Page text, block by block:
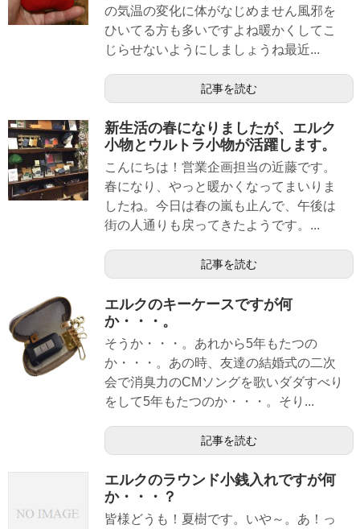
の気温の変化に体がなじめません風邪を
ひいてる方も多いですよね暖かくしてこ
じらせないようにしましょうね最近...
記事を読む
新生活の春になりましたが、エルク
小物とウルトラ小物が活躍します。
こんにちは！営業企画担当の近藤です。
春になり、やっと暖かくなってまいりま
したね。今日は春の嵐も止んで、午後は
街の人通りも戻ってきたようです。...
記事を読む
エルクのキーケースですが何
か・・・。
そうか・・・。あれから5年もたつの
か・・・。あの時、友達の結婚式の二次
会で消臭力のCMソングを歌いダダすべり
をして5年もたつのか・・・。そり...
記事を読む
エルクのラウンド小銭入れですが何
か・・・？
皆様どうも！夏樹です。いや～。あ！っ